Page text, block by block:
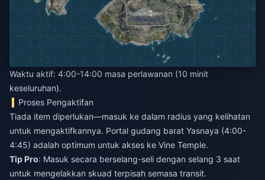
Waktu aktif: 4:00-14:00 masa perlawanan (10 minit
keseluruhan).
Proses Pengaktifan
Tiada item diperlukan—masuk ke dalam radius yang kelihatan
untuk mengaktifkannya. Portal gudang barat Yasnaya (4:00-
4:45) adalah optimum untuk akses ke Vine Temple.
Tip Pro: Masuk secara berselang-seli dengan selang 3 saat
untuk mengelakkan skuad terpisah semasa transit.